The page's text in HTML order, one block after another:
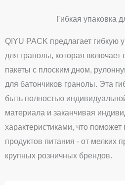
Гибкая упаковка
QIYU PACK предлагает гибкую
для гранолы, которая включает
пакеты с плоским дном,
для батончиков гранолы. Эта
быть полностью
материала и заканчивая
характеристиками, что поможет
продуктов питания - от мелких
крупных розничных брендов.